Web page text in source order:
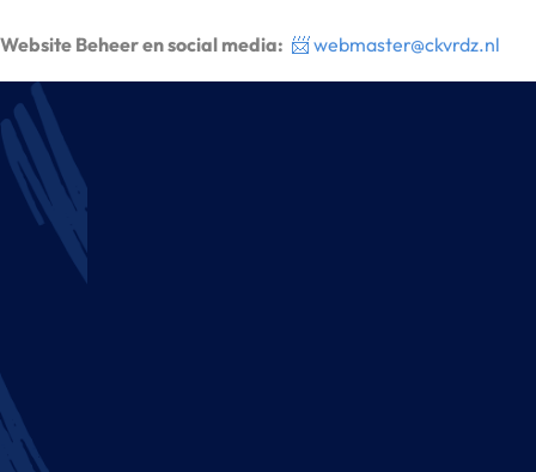
Website Beheer en social media: 📨webmaster@ckvrdz.nl